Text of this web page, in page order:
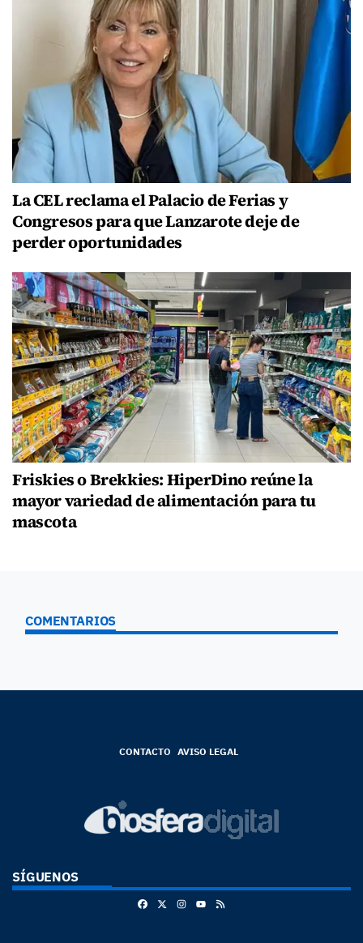
La CEL reclama el Palacio de Ferias y
Congresos para que Lanzarote deje de
perder oportunidades
Friskies o Brekkies: HiperDino reúne la
mayor variedad de alimentación para tu
mascota
COMENTARIOS
CONTACTO AVISO LEGAL
SÍGUENOS
FacebookInstagram